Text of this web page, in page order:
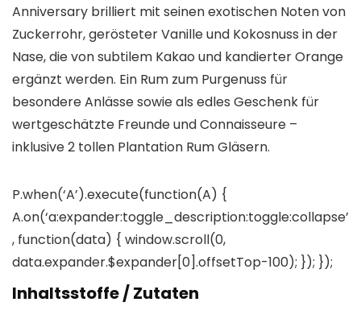
Anniversary brilliert mit seinen exotischen Noten von
Zuckerrohr, gerösteter Vanille und Kokosnuss in der
Nase, die von subtilem Kakao und kandierter Orange
ergänzt werden. Ein Rum zum Purgenuss für
besondere Anlässe sowie als edles Geschenk für
wertgeschätzte Freunde und Connaisseure –
inklusive 2 tollen Plantation Rum Gläsern.
P.when(‘A’).execute(function(A) {
A.on(‘a:expander:toggle_description:toggle:collapse’
, function(data) { window.scroll(0,
data.expander.$expander[0].offsetTop-100); }); });
Inhaltsstoffe / Zutaten